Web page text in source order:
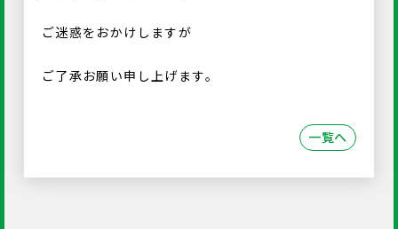
ご迷惑をおかけしますが
ご了承お願い申し上げます。
一覧へ